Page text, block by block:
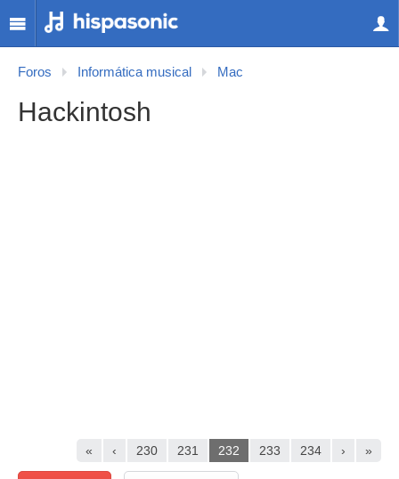
Foros Informática musical Mac
Hackintosh
« ‹ 230 231 232 233 234 › »